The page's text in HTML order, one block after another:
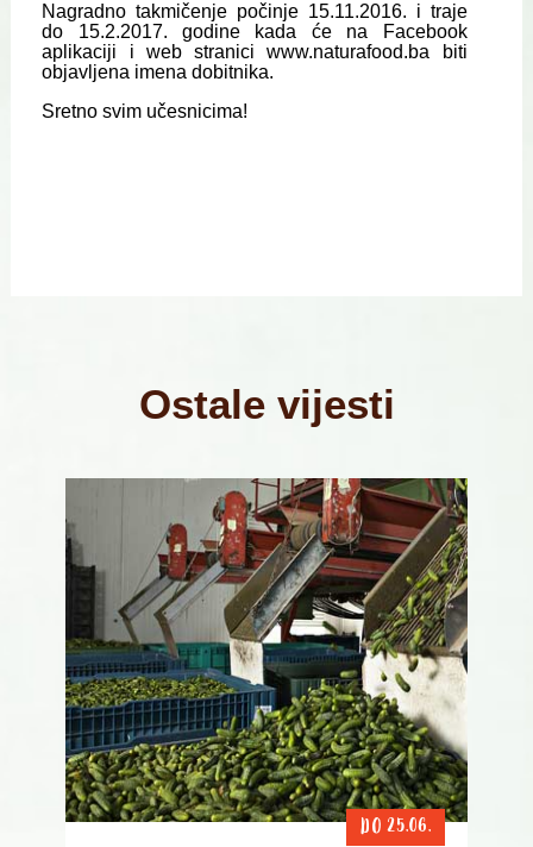
Nagradno takmičenje počinje 15.11.2016. i traje
do 15.2.2017. godine kada će na Facebook
aplikaciji i web stranici www.naturafood.ba biti
objavljena imena dobitnika.
Sretno svim učesnicima!
Ostale vijesti
DO 25.06.